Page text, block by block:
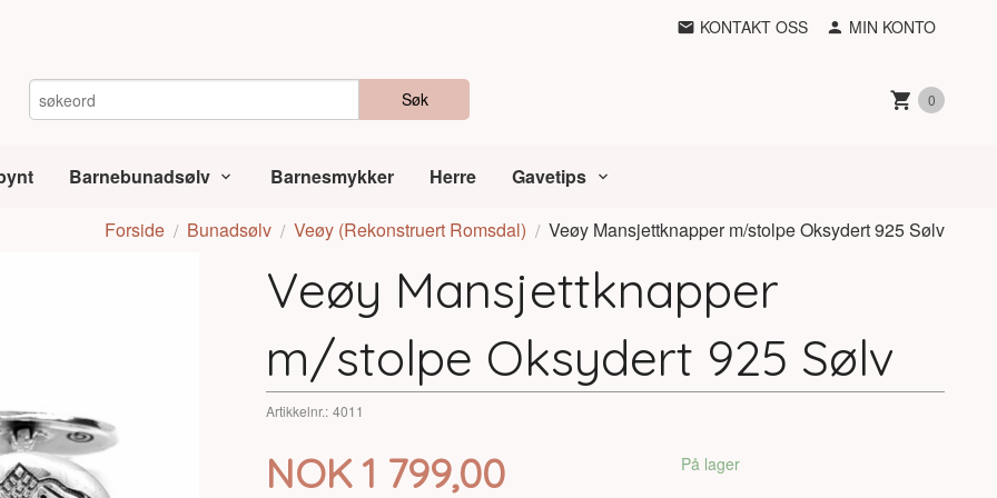
KONTAKT OSS MIN KONTO
Søk 0
Barnebunadsølv Barnesmykker Herre Gavetips
Forside Bunadsølv Veøy (Rekonstruert Romsdal) Veøy Mansjettknapper m/stolpe Oksydert 925 Sølv
Veøy Mansjettknapper
m/stolpe Oksydert 925 Sølv
Artikkelnr.: 4011
Pris
NOK 1 799,00 På lager